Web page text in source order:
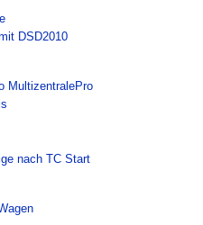
DSD2010
MultizentralePro
nach TC Start